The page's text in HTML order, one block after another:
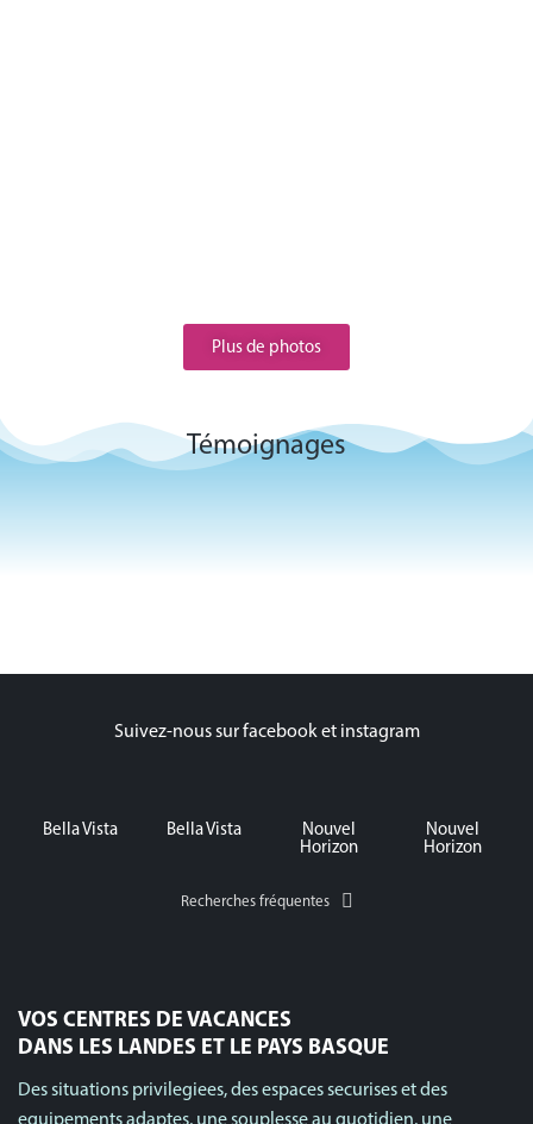
Plus de photos
Témoignages
Suivez-nous sur facebook et instagram
Bella Vista Bella Vista
Nouvel
Horizon
Nouvel
Horizon
Recherches fréquentes
VOS CENTRES DE VACANCES
DANS LES LANDES ET LE PAYS BASQUE
Des situations privilegiees, des espaces securises et des
equipements adaptes, une souplesse au quotidien, une